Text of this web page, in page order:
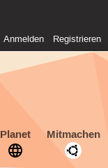
Anmelden Registrieren
Planet Mitmachen